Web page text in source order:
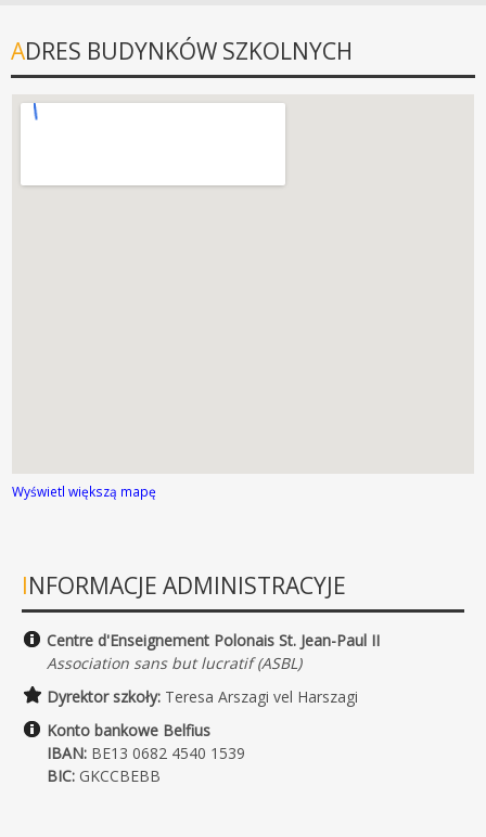
ADRES BUDYNKÓW SZKOLNYCH
Wyświetl większą mapę
INFORMACJE ADMINISTRACYJE
Centre d'Enseignement Polonais St. Jean-Paul II
Association sans but lucratif (ASBL)
Dyrektor szkoły: Teresa Arszagi vel Harszagi
Konto bankowe Belfius
IBAN: BE13 0682 4540 1539
BIC: GKCCBEBB